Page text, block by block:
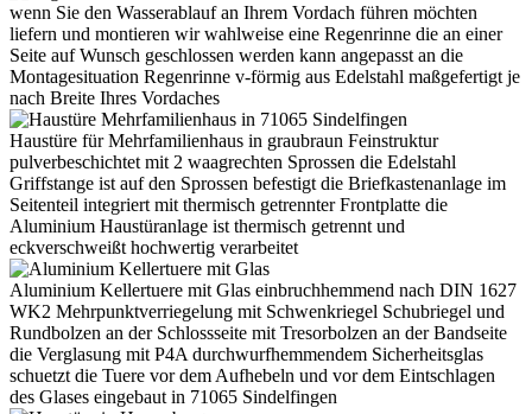
wenn Sie den Wasserablauf an Ihrem Vordach führen möchten
liefern und montieren wir wahlweise eine Regenrinne die an einer
Seite auf Wunsch geschlossen werden kann angepasst an die
Montagesituation Regenrinne v-förmig aus Edelstahl maßgefertigt je
nach Breite Ihres Vordaches
Haustüre für Mehrfamilienhaus in graubraun Feinstruktur
pulverbeschichtet mit 2 waagrechten Sprossen die Edelstahl
Griffstange ist auf den Sprossen befestigt die Briefkastenanlage im
Seitenteil integriert mit thermisch getrennter Frontplatte die
Aluminium Haustüranlage ist thermisch getrennt und
eckverschweißt hochwertig verarbeitet
Aluminium Kellertuere mit Glas einbruchhemmend nach DIN 1627
WK2 Mehrpunktverriegelung mit Schwenkriegel Schubriegel und
Rundbolzen an der Schlossseite mit Tresorbolzen an der Bandseite
die Verglasung mit P4A durchwurfhemmendem Sicherheitsglas
schuetzt die Tuere vor dem Aufhebeln und vor dem Eintschlagen
des Glases eingebaut in 71065 Sindelfingen